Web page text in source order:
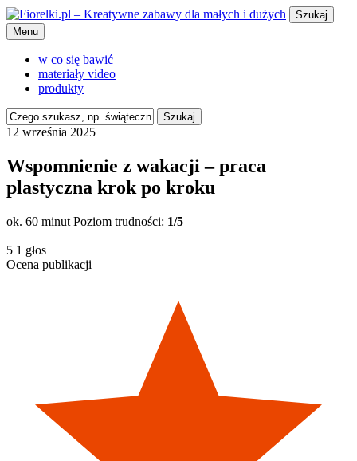
Szukaj
Menu
w co się bawić
materiały video
produkty
Szukaj
12 września 2025
Wspomnienie z wakacji – praca
plastyczna krok po kroku
ok. 60 minut Poziom trudności: 1/5
5 1 głos
Ocena publikacji